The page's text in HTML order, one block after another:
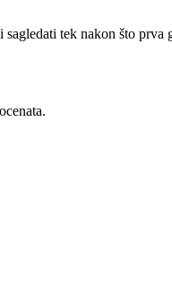
tek nakon što prva